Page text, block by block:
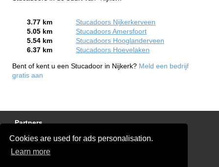
Cookies are used for ads personalisation.
Learn more
3.77 km
Stucadoors Nijkerkerveen
5.05 km
Stucadoors Amersfoort
5.54 km
Stucadoors Hooglanderveen
6.37 km
Stucadoors Hoevelaken
Bent of kent u een Stucadoor in Nijkerk? Meld een bedrijf
gratis aan
Partners
Gratis Stucadoor Offertes
Disclaimer